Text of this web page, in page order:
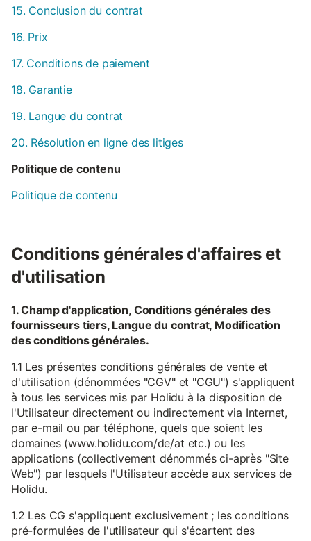
15. Conclusion du contrat
16. Prix
17. Conditions de paiement
18. Garantie
19. Langue du contrat
20. Résolution en ligne des litiges
Politique de contenu
Politique de contenu
Conditions générales d'affaires et
d'utilisation
1. Champ d'application, Conditions générales des
fournisseurs tiers, Langue du contrat, Modification
des conditions générales.
1.1 Les présentes conditions générales de vente et
d'utilisation (dénommées "CGV" et "CGU") s'appliquent
à tous les services mis par Holidu à la disposition de
l'Utilisateur directement ou indirectement via Internet,
par e-mail ou par téléphone, quels que soient les
domaines (www.holidu.com/de/at etc.) ou les
applications (collectivement dénommés ci-après "Site
Web") par lesquels l'Utilisateur accède aux services de
Holidu.
1.2 Les CG s'appliquent exclusivement ; les conditions
pré-formulées de l'utilisateur qui s'écartent des